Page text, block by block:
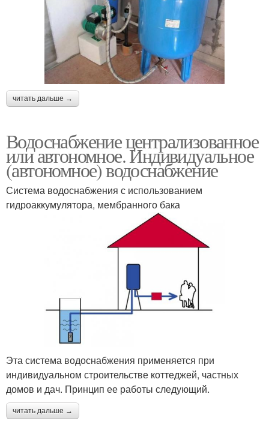
читать дальше →
Водоснабжение централизованное
или автономное. Индивидуальное
(автономное) водоснабжение
Система водоснабжения с использованием
гидроаккумулятора, мембранного бака
Эта система водоснабжения применяется при
индивидуальном строительстве коттеджей, частных
домов и дач. Принцип ее работы следующий.
читать дальше →